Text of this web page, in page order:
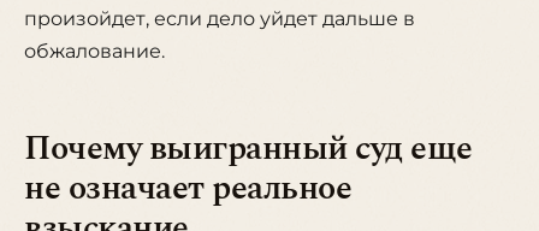
произойдет, если дело уйдет дальше в
обжалование.
Почему выигранный суд еще
не означает реальное